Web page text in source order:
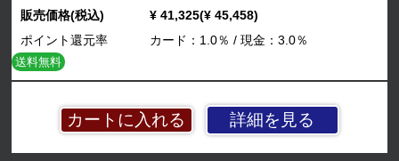
詳細を見る
販売価格(税込)
¥ 41,325(¥ 45,458)
ポイント還元率
カード：1.0％ / 現金：3.0％
送料無料